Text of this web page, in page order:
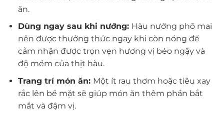
ăn.
Dùng ngay sau khi nướng: Hàu nướng phô mai
nên được thưởng thức ngay khi còn nóng để
cảm nhận được trọn vẹn hương vị béo ngậy và
độ mềm của thịt hàu.
Trang trí món ăn: Một ít rau thơm hoặc tiêu xay
rắc lên bề mặt sẽ giúp món ăn thêm phần bắt
mắt và đậm vị.